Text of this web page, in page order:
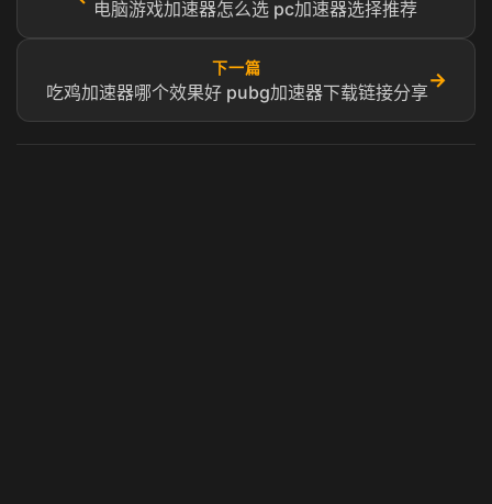
电脑游戏加速器怎么选 pc加速器选择推荐
下一篇
吃鸡加速器哪个效果好 pubg加速器下载链接分享
→